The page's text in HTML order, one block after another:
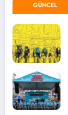
GÜNCEL